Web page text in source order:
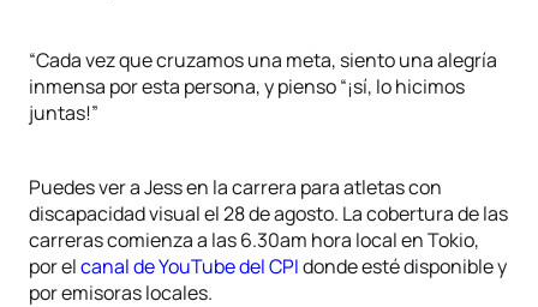
“Cada vez que cruzamos una meta, siento una alegría
inmensa por esta persona, y pienso “¡sí, lo hicimos
juntas!”
Puedes ver a Jess en la carrera para atletas con
discapacidad visual el 28 de agosto. La cobertura de las
carreras comienza a las 6.30am hora local en Tokio,
por elcanal de YouTube del CPIdonde esté disponible y
por emisoras locales.